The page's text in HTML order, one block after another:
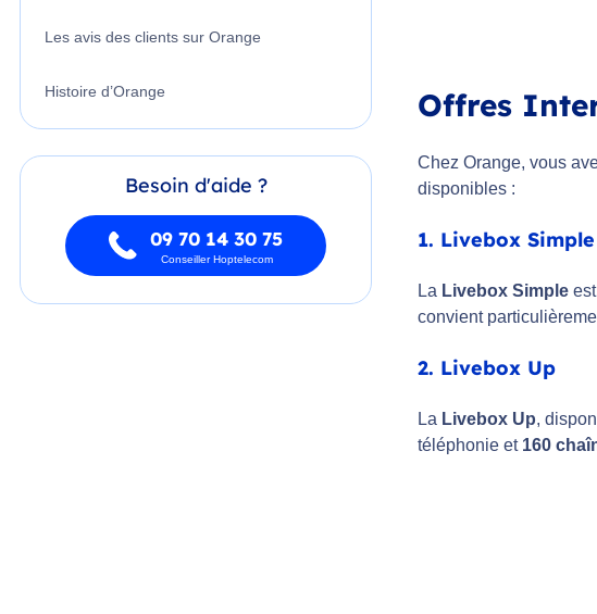
Les avis des clients sur Orange
Histoire d’Orange
Besoin d'aide ?
09 70 14 30 75
Conseiller Hoptelecom
Offres
Chez Orange, vous
disponibles :
1. Livebox Simple
La Livebox Simple
convient
2. Livebox Up
La Livebox Up,
téléphonie et 160